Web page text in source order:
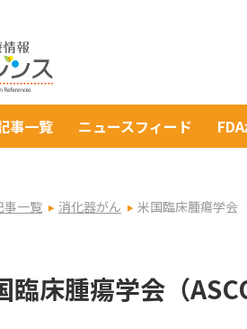
事一覧 ニュースフィード
事一覧 消化器がん 米国臨床腫瘍学会
臨床腫瘍学会（